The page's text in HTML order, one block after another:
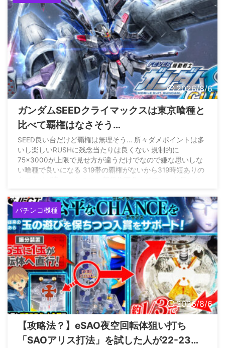
2026/8/6
ガンダムSEEDクライマックスは東京喰種と
比べて覇権はなさそう…
SEED良い台だけど覇権は無理そう… 所々ダメポイントは多
いし楽しいRUSHに残念当たりは良くない 規制的に
75×3000が上限で見せ方が違うだけでなので嫌な思いしな
い喰種で良いになる 319帯の覇権がないから319時短ありの
— 最強黄金騎士ぱちんかす
(@Gold_WolfGARO_) August
4, 2026
パチンコ機種
2026/8/6
【攻略法？】eSAO夜空回転体狙い打ち
「SAOアリス打法」を試した人が22-23回